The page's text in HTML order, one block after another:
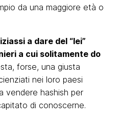
da una maggiore età o
a dare del “lei”
a cui solitamente do
forse, una giusta
nei loro paesi
vendere hashish per
di conoscerne.